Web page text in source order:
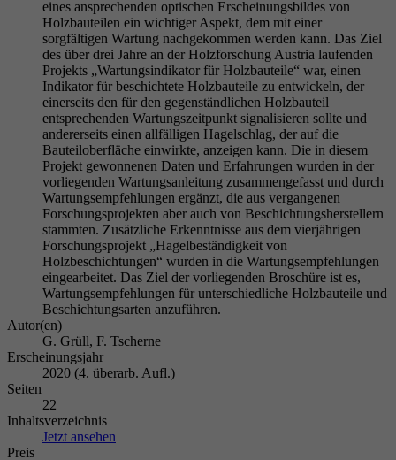
eines ansprechenden optischen Erscheinungsbildes von
Holzbauteilen ein wichtiger Aspekt, dem mit einer
sorgfältigen Wartung nachgekommen werden kann. Das Ziel
des über drei Jahre an der Holzforschung Austria laufenden
Projekts „Wartungsindikator für Holzbauteile“ war, einen
Indikator für beschichtete Holzbauteile zu entwickeln, der
einerseits den für den gegenständlichen Holzbauteil
entsprechenden Wartungszeitpunkt signalisieren sollte und
andererseits einen allfälligen Hagelschlag, der auf die
Bauteiloberfläche einwirkte, anzeigen kann. Die in diesem
Projekt gewonnenen Daten und Erfahrungen wurden in der
vorliegenden Wartungsanleitung zusammengefasst und durch
Wartungsempfehlungen ergänzt, die aus vergangenen
Forschungsprojekten aber auch von Beschichtungsherstellern
stammten. Zusätzliche Erkenntnisse aus dem vierjährigen
Forschungsprojekt „Hagelbeständigkeit von
Holzbeschichtungen“ wurden in die Wartungsempfehlungen
eingearbeitet. Das Ziel der vorliegenden Broschüre ist es,
Wartungsempfehlungen für unterschiedliche Holzbauteile und
Beschichtungsarten anzuführen.
Autor(en)
G. Grüll, F. Tscherne
Erscheinungsjahr
2020 (4. überarb. Aufl.)
Seiten
22
Inhaltsverzeichnis
Jetzt ansehen
Preis